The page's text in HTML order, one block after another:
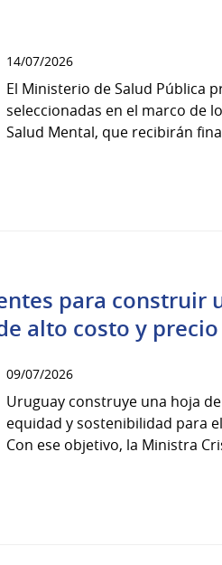
14/07/2026
El Ministerio de Salud Pública
seleccionadas en el marco de
Salud Mental, que recibirán
para
alto costo y precio
09/07/2026
Uruguay construye una hoja
equidad y sostenibilidad para
Con ese objetivo, la Ministra